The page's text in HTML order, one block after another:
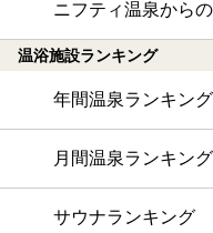
ニフティ温泉から
温浴施設ランキング
年間温泉ランキング
月間温泉ランキング
サウナランキング